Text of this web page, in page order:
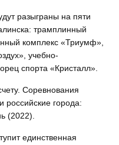
разыграны на пяти
трамплинный
комплекс «Триумф»,
учебно-
спорта «Кристалл».
Соревнования
российские города:
(2022).
единственная